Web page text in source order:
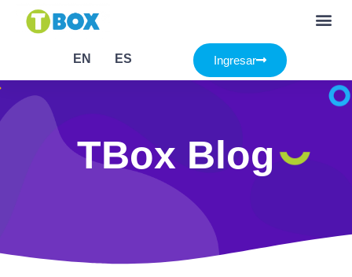
EN ES Ingresar
TBox Blog